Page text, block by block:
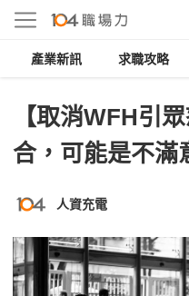
產業新訊 求職攻略
【取消WFH引
合，可能是不滿
人資充電